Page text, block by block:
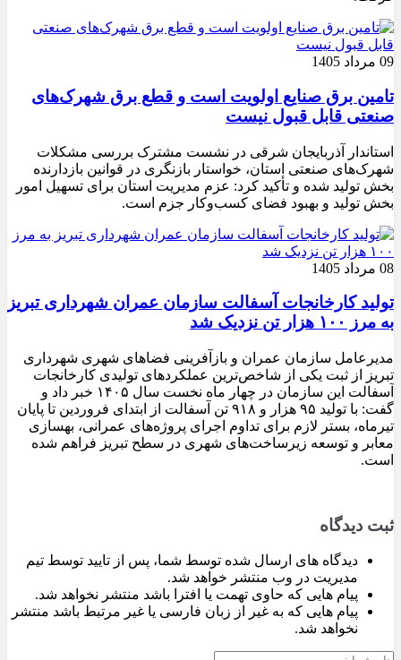
09 مرداد 1405
تامین برق صنایع اولویت است و قطع برق شهرک‌های
صنعتی قابل قبول نیست
استاندار آذربایجان شرقی در نشست مشترک بررسی مشکلات
شهرک‌های صنعتی استان، خواستار بازنگری در قوانین بازدارنده
بخش تولید شده و تأکید کرد: عزم مدیریت استان برای تسهیل امور
بخش تولید و بهبود فضای کسب‌وکار جزم است.
08 مرداد 1405
تولید کارخانجات آسفالت سازمان عمران شهرداری تبریز
به مرز ۱۰۰ هزار تن نزدیک شد
مدیرعامل سازمان عمران و بازآفرینی فضاهای شهری شهرداری
تبریز از ثبت یکی از شاخص‌ترین عملکردهای تولیدی کارخانجات
آسفالت این سازمان در چهار ماه نخست سال ۱۴۰۵ خبر داد و
گفت: با تولید ۹۵ هزار و ۹۱۸ تن آسفالت از ابتدای فروردین تا پایان
تیرماه، بستر لازم برای تداوم اجرای پروژه‌های عمرانی، بهسازی
معابر و توسعه زیرساخت‌های شهری در سطح تبریز فراهم شده
است.
ثبت دیدگاه
دیدگاه های ارسال شده توسط شما، پس از تایید توسط تیم
مدیریت در وب منتشر خواهد شد.
پیام هایی که حاوی تهمت یا افترا باشد منتشر نخواهد شد.
پیام هایی که به غیر از زبان فارسی یا غیر مرتبط باشد منتشر
نخواهد شد.